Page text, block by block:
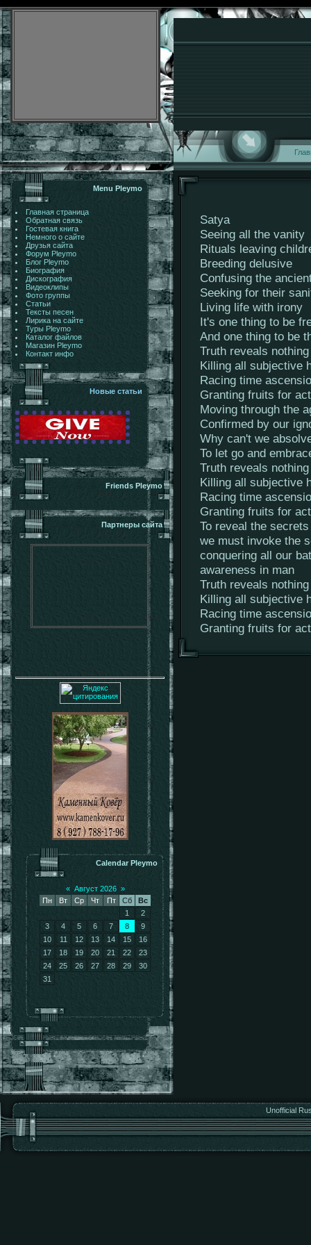
Menu Pleymo
Главная страница
Обратная связь
Гостевая книга
Немного о сайте
Друзья сайта
Форум Pleymo
Блог Pleymo
Биография
Дискография
Видеоклипы
Фото группы
Статьи
Тексты песен
Лирика на сайте
Туры Pleymo
Каталог файлов
Магазин Pleymo
Контакт инфо
Новые статьи
Friends Pleymo
Партнеры сайта
Calendar Pleymo
« Август 2026 »
Пн
Вт Ср Чт Пт Сб
Вс
1
2
3
4 5 6 7 8
9
10
11 12 13 14 15
16
17
18 19 20 21 22
23
24
25 26 27 28 29
30
31
Satya
Seeing all the vanity
Rituals leaving
Breeding delusive
Confusing the
Seeking for their
Living life with irony
It's one thing to be
And one thing to be
Truth reveals
Killing all subjective
Racing time
Granting fruits for
Moving through the
Confirmed by our
Why can't we
To let go and
Truth reveals
Killing all subjective
Racing time
Granting fruits for
To reveal the secrets
we must invoke the
conquering all our
awareness in man
Truth reveals
Killing all subjective
Racing time
Granting fruits for
Unofficial